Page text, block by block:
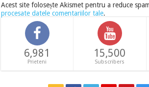
Acest site folosește Akismet pentru a reduce
procesate datele comentariilor tale.
6,981
Prieteni
15,500
Subscribers